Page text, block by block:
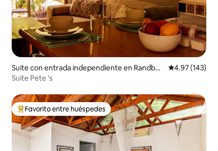
Suite con entrada independiente en Randbur
g
Calificación
4.97 (143)
Suite Pete 's
De los mejores en Favorito entre huéspedes
Favorito entre huéspedes